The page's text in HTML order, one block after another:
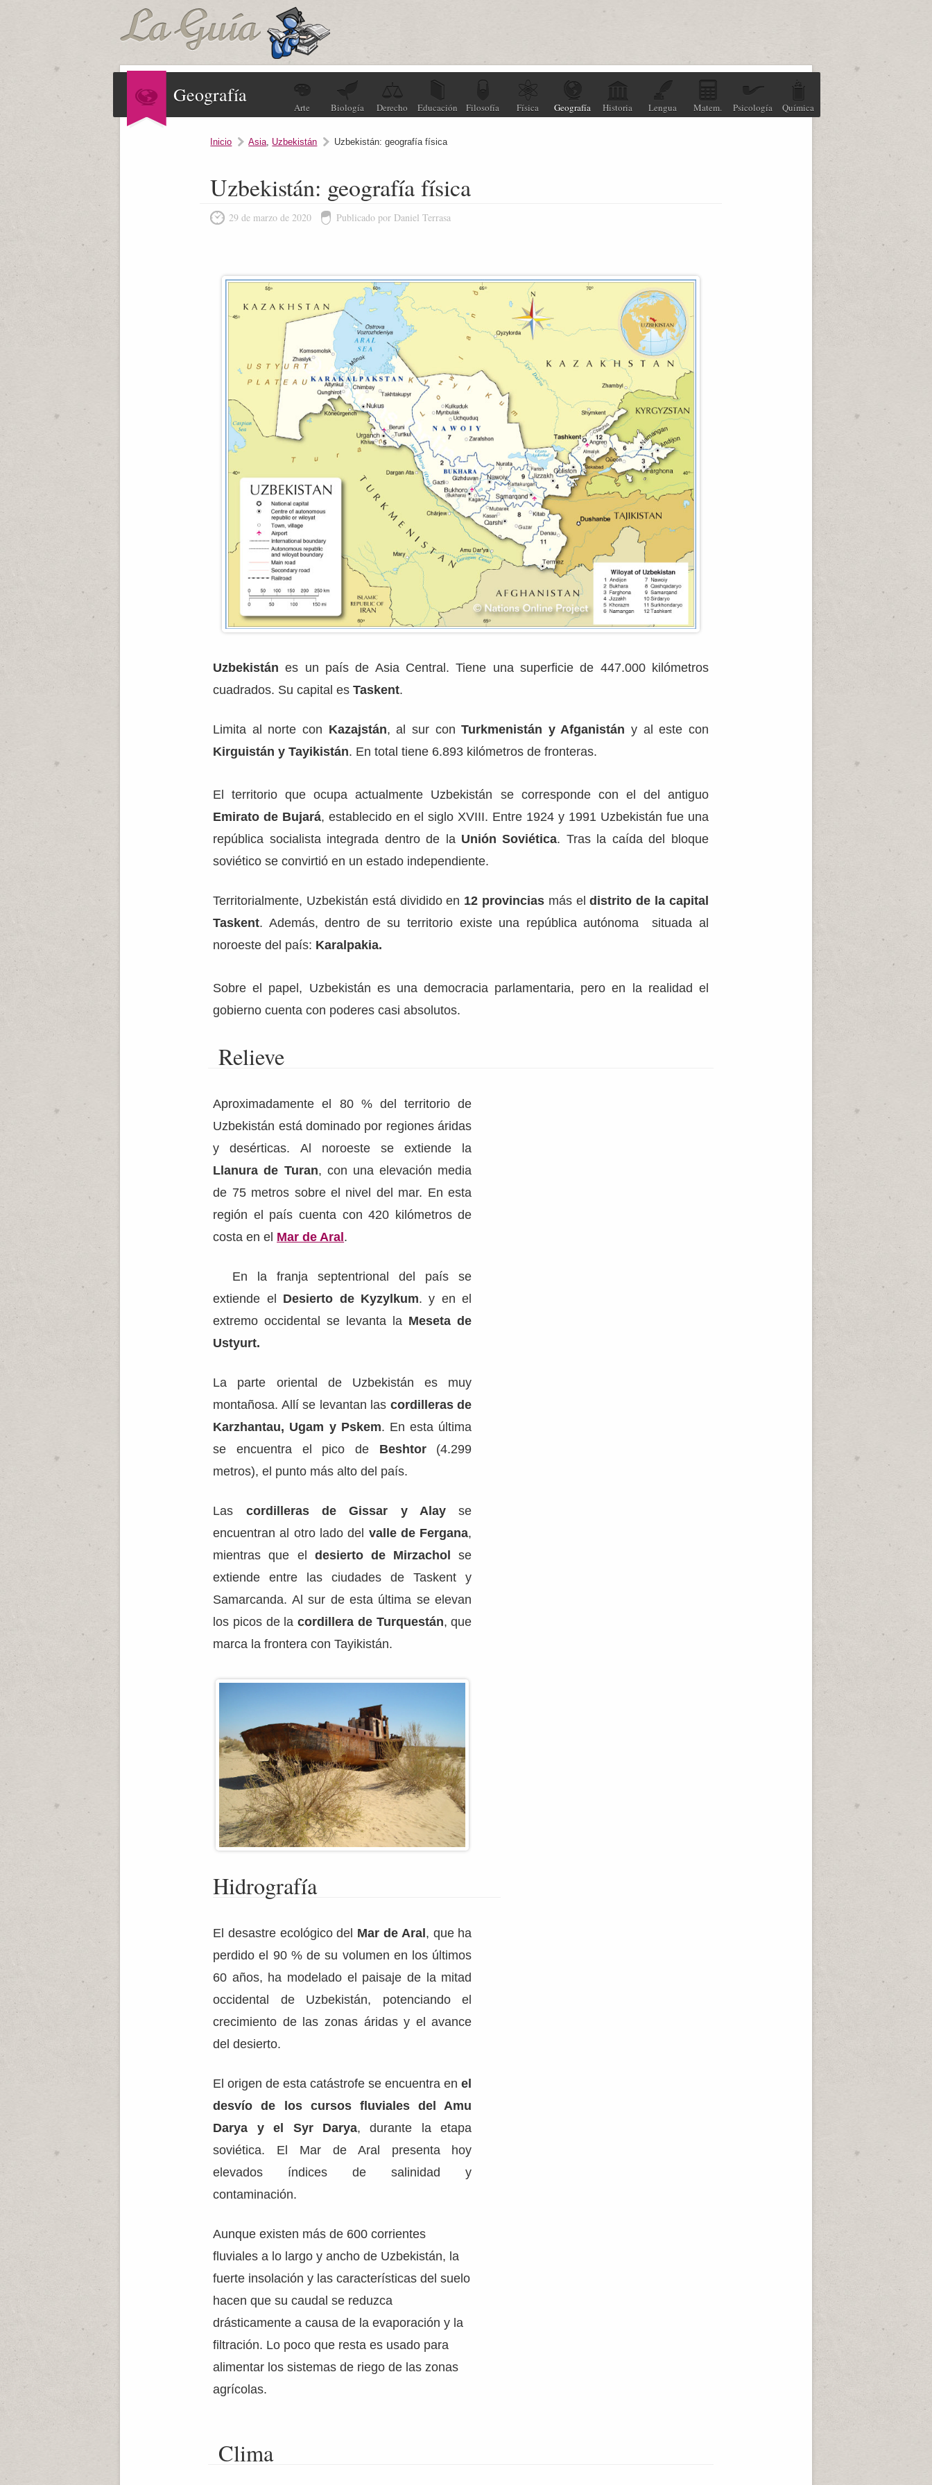
Geografía
Arte Biología Derecho Educación Filosofía Física Geografía Historia Lengua Matem. Psicología Química
Inicio Asia, Uzbekistán Uzbekistán: geografía física
Uzbekistán: geografía física
29 de marzo de 2020 Publicado por Daniel Terrasa
Uzbekistán es un país de Asia Central. Tiene una superficie de 447.000 kilómetros
cuadrados. Su capital es Taskent.
Limita al norte con Kazajstán, al sur conTurkmenistán y Afganistán y al este con
Kirguistán y Tayikistán. En total tiene 6.893 kilómetros de fronteras.
El territorio que ocupa actualmente Uzbekistán se corresponde con el del antiguo
Emirato de Bujará, establecido en el siglo XVIII. Entre 1924 y 1991 Uzbekistán fue una
república socialista integrada dentro de la Unión Soviética. Tras la caída del bloque
soviético se convirtió en un estado independiente.
Territorialmente, Uzbekistán está dividido en 12 provincias más el distrito de la capital
Taskent. Además, dentro de su territorio existe una república autónoma situada al
noroeste del país: Karalpakia.
Sobre el papel, Uzbekistán es una democracia parlamentaria, pero en la realidad el
gobierno cuenta con poderes casi absolutos.
Relieve
Aproximadamente el 80 % del territorio de
Uzbekistán está dominado por regiones áridas
y desérticas. Al noroeste se extiende la
Llanura de Turan, con una elevación media
de 75 metros sobre el nivel del mar. En esta
región el país cuenta con 420 kilómetros de
costa en el Mar de Aral .
En la franja septentrional del país se
extiende el Desierto de Kyzylkum. y en el
extremo occidental se levanta la Meseta de
Ustyurt.
La parte oriental de Uzbekistán es muy
montañosa. Allí se levantan las cordilleras de
Karzhantau, Ugam y Pskem. En esta última
se encuentra el pico de Beshtor(4.299
metros), el punto más alto del país.
Las cordilleras de Gissar y Alay se
encuentran al otro lado del valle de Fergana,
mientras que el desierto de Mirzachol
se
extiende entre las ciudades de Taskent y
Samarcanda. Al sur de esta última se elevan
los picos de lacordillera de Turquestán, que
marca la frontera con Tayikistán.
Hidrografía
El desastre ecológico del Mar de Aral, que ha
perdido el 90 % de su volumen en los últimos
60 años, ha modelado el paisaje de la mitad
occidental de Uzbekistán, potenciando el
crecimiento de las zonas áridas y el avance
del desierto.
El origen de esta catástrofe se encuentra enel
desvío de los cursos fluviales del Amu
Darya y el Syr Darya, durante la etapa
soviética. El Mar de Aral presenta hoy
elevados índices de salinidad y
contaminación.
Aunque existen más de 600 corrientes
fluviales a lo largo y ancho de Uzbekistán, la
fuerte insolación y las características del suelo
hacen que su caudal se reduzca
drásticamente a causa de la evaporación y la
filtración. Lo poco que resta es usado para
alimentar los sistemas de riego de las zonas
agrícolas.
Clima